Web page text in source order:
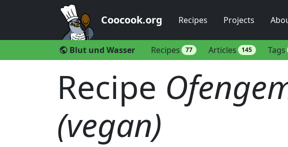
Coocook.org Recipes Projects
public Blut und Wasser Recipes 77 Articles 145 Tags
Recipe
(vegan)